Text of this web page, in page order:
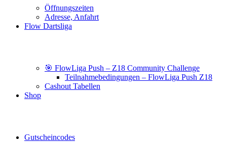
Öffnungszeiten
Adresse, Anfahrt
Flow Dartsliga
🎯 FlowLiga Push – Z18 Community Challenge
Teilnahmebedingungen – FlowLiga Push Z18
Cashout Tabellen
Shop
Gutscheincodes